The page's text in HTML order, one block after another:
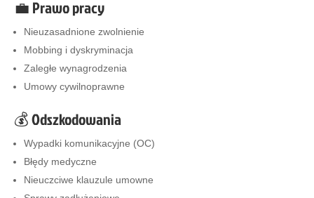
💼 Prawo pracy
Nieuzasadnione zwolnienie
Mobbing i dyskryminacja
Zaległe wynagrodzenia
Umowy cywilnoprawne
💰 Odszkodowania
Wypadki komunikacyjne (OC)
Błędy medyczne
Nieuczciwe klauzule umowne